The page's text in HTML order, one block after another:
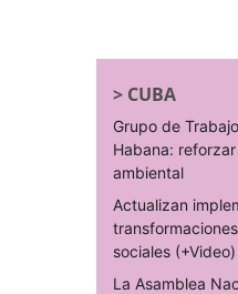
> CUBA
Grupo de
Habana:
ambiental
Actualizan
sociales (+Video)
La Asamblea